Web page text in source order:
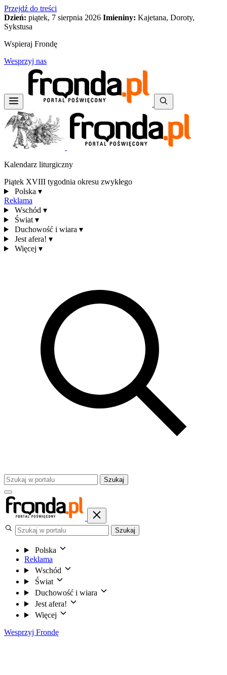
Przejdź do treści
Dzień: piątek, 7 sierpnia 2026 Imieniny: Kajetana, Doroty,
Sykstusa
Wspieraj Frondę
Wesprzyj nas
Kalendarz liturgiczny
Piątek XVIII tygodnia okresu zwykłego
Polska ▾
Reklama
Wschód ▾
Świat ▾
Duchowość i wiara ▾
Jest afera! ▾
Więcej ▾
Szukaj
Szukaj
Polska
Reklama
Wschód
Świat
Duchowość i wiara
Jest afera!
Więcej
Wesprzyj Frondę